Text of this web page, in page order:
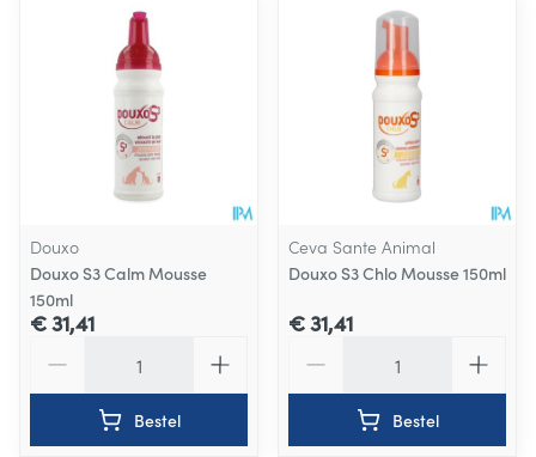
Douxo
Douxo S3 Calm Mousse
150ml
€ 31,41
Bestel
Ceva Sante Animal
Douxo S3 Chlo Mousse 150ml
€ 31,41
Bestel